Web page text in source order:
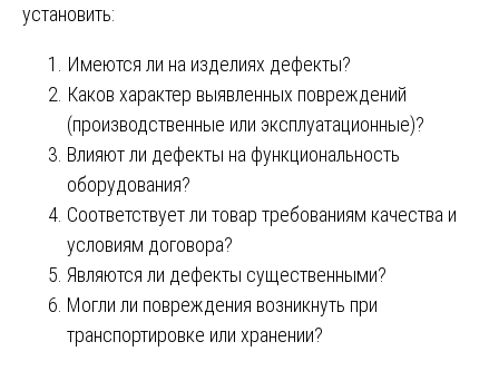
установить:
Имеются ли на изделиях дефекты?
Каков характер выявленных повреждений
(производственные или эксплуатационные)?
Влияют ли дефекты на функциональность
оборудования?
Соответствует ли товар требованиям качества и
условиям договора?
Являются ли дефекты существенными?
Могли ли повреждения возникнуть при
транспортировке или хранении?